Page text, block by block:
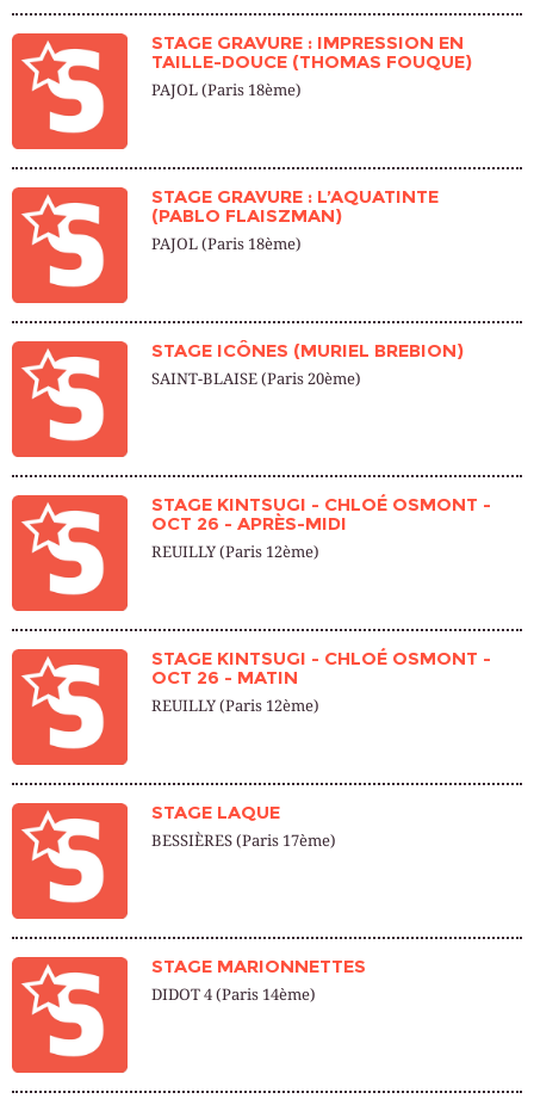
STAGE GRAVURE : IMPRESSION EN
TAILLE-DOUCE (THOMAS FOUQUE)
PAJOL (Paris 18ème)
STAGE GRAVURE : L’AQUATINTE
(PABLO FLAISZMAN)
PAJOL (Paris 18ème)
STAGE ICÔNES (MURIEL BREBION)
SAINT-BLAISE (Paris 20ème)
STAGE KINTSUGI - CHLOÉ OSMONT -
OCT 26 - APRÈS-MIDI
REUILLY (Paris 12ème)
STAGE KINTSUGI - CHLOÉ OSMONT -
OCT 26 - MATIN
REUILLY (Paris 12ème)
STAGE LAQUE
BESSIÈRES (Paris 17ème)
STAGE MARIONNETTES
DIDOT 4 (Paris 14ème)